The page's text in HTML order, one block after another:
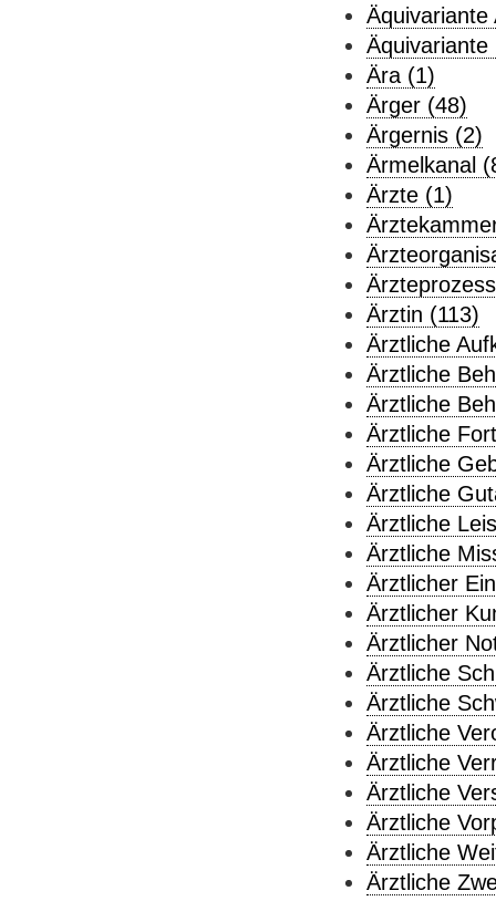
Äquivariante
Äquivariante
Ära (1)
Ärger (48)
Ärgernis (2)
Ärmelkanal
Ärzte (1)
Ärztin (113)
Ärztliche
Ärztliche
Ärztliche
Ärztliche
Ärztliche
Ärztliche
Ärztliche
Ärztliche
Ärztlicher
Ärztlicher
Ärztlicher
Ärztliche
Ärztliche
Ärztliche
Ärztliche
Ärztliche
Ärztliche
Ärztliche
Ärztliche